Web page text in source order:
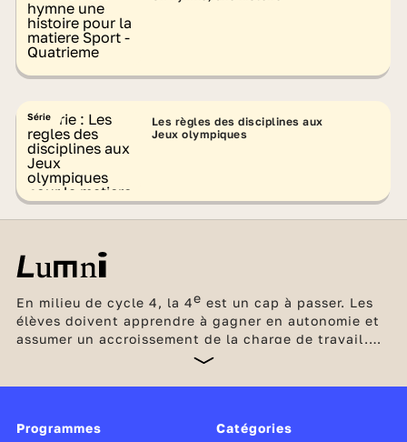
Série
Les règles des disciplines aux
Jeux olympiques
En milieu de cycle 4, la 4e est un cap à passer. Les
élèves doivent apprendre à gagner en autonomie et
assumer un accroissement de la charge de travail.
Les enseignements deviennent plus denses et plus
(accompagnement personnalisé). Chaque élève
Programmes Catégories